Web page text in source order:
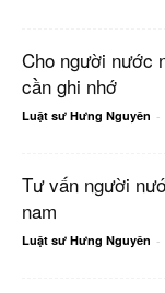
Cho người nước
cần ghi nhớ
Luật sư Hưng Nguyên -
Tư vấn người
nam
Luật sư Hưng Nguyên -